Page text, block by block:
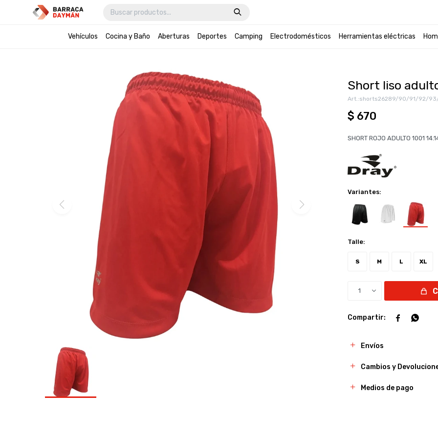
Vehículos Cocina y Baño Aberturas Deportes Camping Electrodomésticos Herramientas eléctricas
Short liso
shorts26289/90/91/92/
$ 670
SHORT ROJO ADULTO 1001
Variantes:
Talle:
S M L XL
1
 
Envíos
Cambios y
Medios de pago